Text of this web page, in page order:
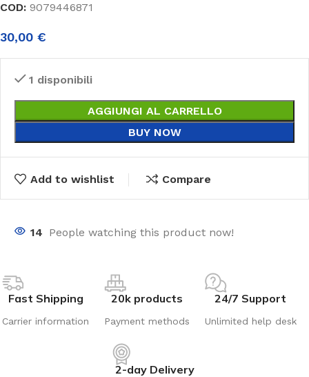
COD: 9079446871
30,00 €
1 disponibili
AGGIUNGI AL CARRELLO
BUY NOW
Add to wishlist Compare
14 People watching this product now!
Fast Shipping
Carrier information
20k products
Payment methods
24/7 Support
Unlimited help desk
2-day Delivery